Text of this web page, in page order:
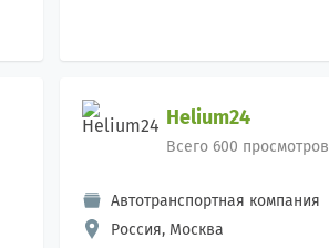
Helium24
Всего 600 просмотров
Автотранспортная компания
Россия, Москва